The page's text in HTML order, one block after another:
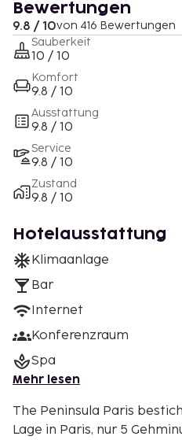
Bewertungen
9.8 / 10von 416 Bewertungen
Sauberkeit
10 / 10
Komfort
9.8 / 10
Ausstattung
9.8 / 10
Service
9.8 / 10
Zustand
9.8 / 10
Hotelausstattung
Klimaanlage
Bar
Internet
Konferenzraum
Spa
Mehr lesen
The Peninsula Paris
Lage in Paris, nur 5